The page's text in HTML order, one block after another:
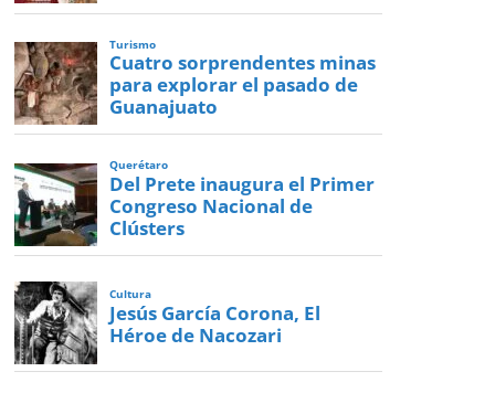
Turismo
Cuatro sorprendentes minas
para explorar el pasado de
Guanajuato
Querétaro
Del Prete inaugura el Primer
Congreso Nacional de
Clústers
Cultura
Jesús García Corona, El
Héroe de Nacozari